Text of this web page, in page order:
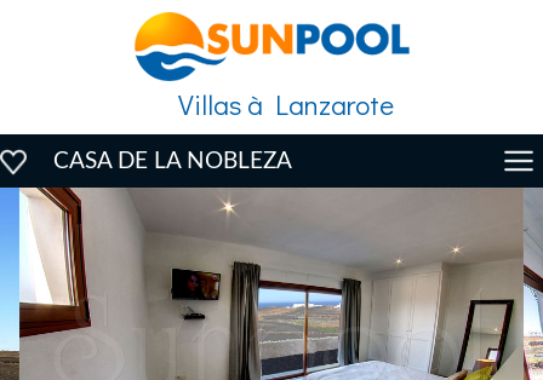
Villas à Lanzarote
CASA DE LA NOBLEZA